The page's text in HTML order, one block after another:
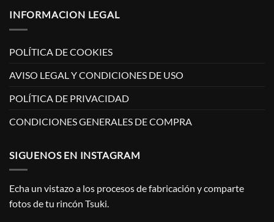
INFORMACION LEGAL
POLÍTICA DE COOKIES
AVISO LEGAL Y CONDICIONES DE USO
POLÍTICA DE PRIVACIDAD
CONDICIONES GENERALES DE COMPRA
SIGUENOS EN INSTAGRAM
Echa un vistazo a los procesos de fabricación y comparte
fotos de tu rincón Tsuki.